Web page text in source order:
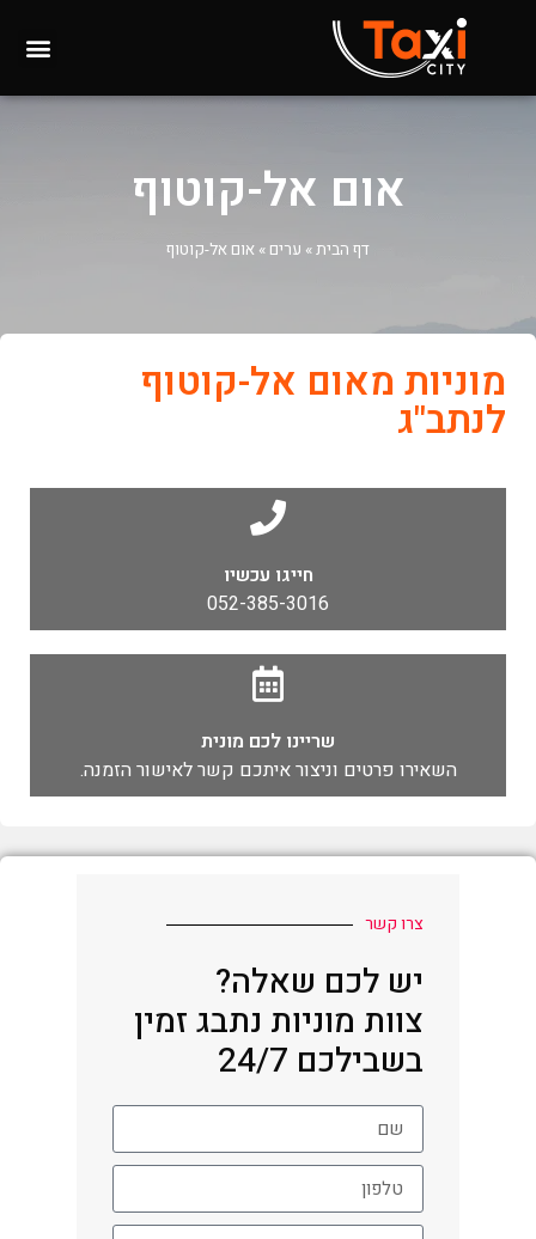
אום אל-קוטוף
דף הבית» ערים » אום אל-קוטוף
מוניות מאום אל-קוטוף
לנתב"ג
חייגו עכשיו
052-385-3016
שריינו לכם מונית
השאירו פרטים וניצור איתכם קשר לאישור הזמנה.
צרו קשר
יש לכם שאלה?
צוות מוניות נתבג זמין
בשבילכם 24/7